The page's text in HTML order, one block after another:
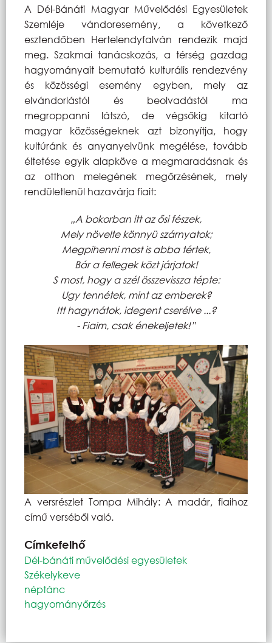
A Dél-Bánáti Magyar Művelődési Egyesületek
Szemléje vándoresemény, a következő
esztendőben Hertelendyfalván rendezik majd
meg. Szakmai tanácskozás, a térség gazdag
hagyományait bemutató kulturális rendezvény
és közösségi esemény egyben, mely az
elvándorlástól és beolvadástól ma
megroppanni látszó, de végsőkig kitartó
magyar közösségeknek azt bizonyítja, hogy
kultúránk és anyanyelvünk megélése, tovább
éltetése egyik alapköve a megmaradásnak és
az otthon melegének megőrzésének, mely
rendületlenül hazavárja fiait:
„A bokorban itt az ősi fészek,
Mely növelte könnyü szárnyatok;
Megpihenni most is abba tértek,
Bár a fellegek közt járjatok!
S most, hogy a szél összevissza tépte:
Ugy tennétek, mint az emberek?
Itt hagynátok, idegent cserélve ...?
- Fiaim, csak énekeljetek!”
A versrészlet Tompa Mihály: A madár, fiaihoz
című verséből való.
Címkefelhő
Dél-bánáti művelődési egyesületek
Székelykeve
néptánc
hagyományőrzés